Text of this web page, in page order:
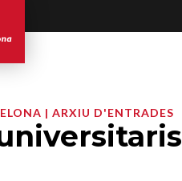
| ARXIU D'ENTRADES